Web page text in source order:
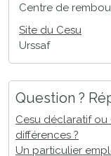
Centre de
Site du Cesu
Urssaf
Question ?
Cesu déclaratif ou
différences ?
Un particulier